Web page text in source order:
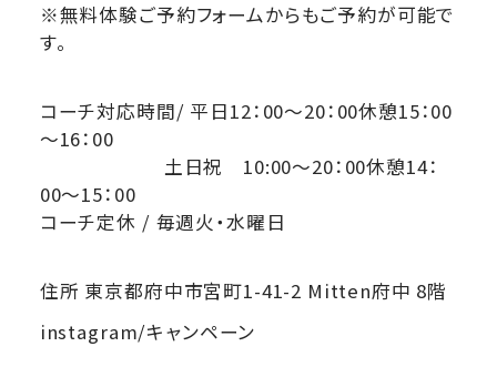
※無料体験ご予約フォームからもご予約が可能で
す。
コーチ対応時間/ 平日12：00～20：00休憩15：00
～16：00
土日祝 10:00～20：00休憩14：
00～15：00
コーチ定休 / 毎週火・水曜日
住所 東京都府中市宮町1-41-2 Mitten府中 8階
instagram/キャンペーン